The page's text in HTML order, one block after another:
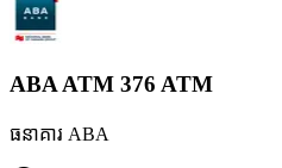
ABA ATM 376 ATM
ធនាគារ ABA